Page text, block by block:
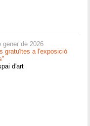
gener de 2026
gratuïtes a l'exposició
d'art